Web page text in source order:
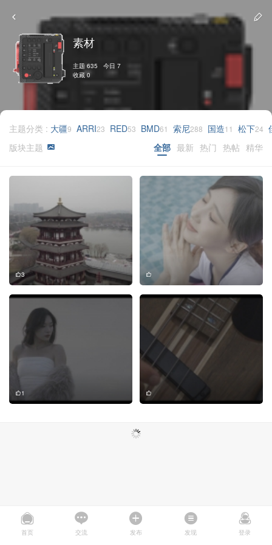
素材
主题 635 今日 7
收藏 0
主题分类 : 大疆9 ARRI23 RED53 BMD61 索尼288 国造11 松下24
版块主题
全部 最新 热门 热帖 精华
3
1
首页 交流 发布 发现 登录